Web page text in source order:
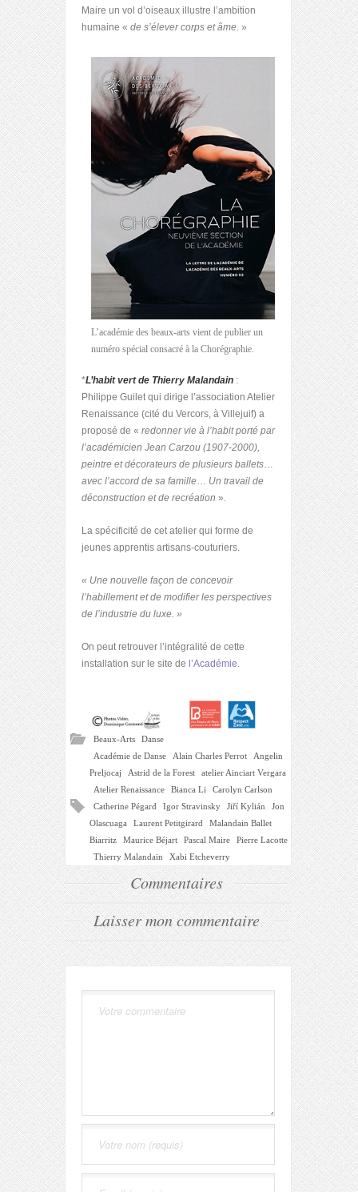
Maire un vol d’oiseaux illustre l’ambition
humaine « de s’élever corps et âme. »
L’académie des beaux-arts vient de publier un
numéro spécial consacré à la Chorégraphie.
*L’habit vert de Thierry Malandain :
Philippe Guilet qui dirige l’association Atelier
Renaissance (cité du Vercors, à Villejuif) a
proposé de « redonner vie à l’habit porté par
l’académicien Jean Carzou (1907-2000),
peintre et décorateurs de plusieurs ballets…
avec l’accord de sa famille… Un travail de
déconstruction et de recréation ».
La spécificité de cet atelier qui forme de
jeunes apprentis artisans-couturiers.
« Une nouvelle façon de concevoir
l’habillement et de modifier les perspectives
de l’industrie du luxe. »
On peut retrouver l’intégralité de cette
installation sur le site de l’Académie.
Beaux-Arts
Danse
Académie de Danse
Alain Charles Perrot
Angelin
Preljocaj
Astrid de la Forest
atelier Ainciart Vergara
Atelier Renaissance
Bianca Li
Carolyn Carlson
Catherine Pégard
Igor Stravinsky Jiří Kylián
Jon
Olascuaga
Laurent Petitgirard
Malandain Ballet
Biarritz
Maurice Béjart Pascal Maire
Pierre Lacotte
Thierry Malandain
Xabi Etcheverry
Commentaires
Laisser mon commentaire